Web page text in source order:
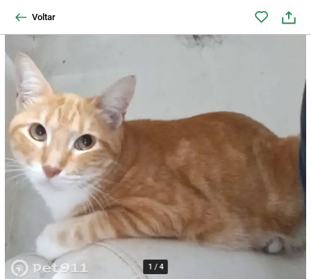
Voltar
1 /4